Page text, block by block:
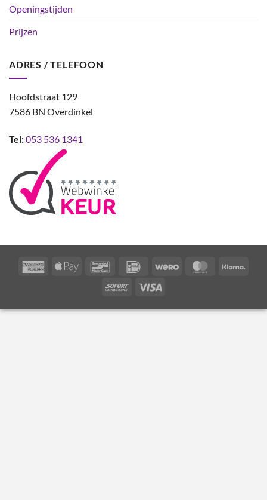
Openingstijden
Prijzen
ADRES / TELEFOON
Hoofdstraat 129
7586 BN Overdinkel
Tel:053 536 1341
AmericanApple
BancontactIDeal Wero MasterCard
Sofort